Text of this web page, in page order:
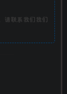
请联系我们我们